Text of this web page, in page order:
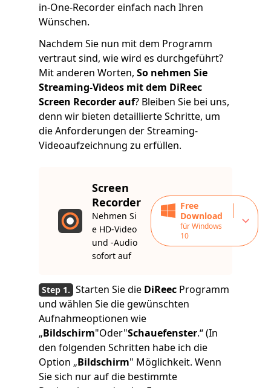
in-One-Recorder einfach nach Ihren
Wünschen.
Nachdem Sie nun mit dem Programm
vertraut sind, wie wird es durchgeführt?
Mit anderen Worten, So nehmen Sie
Streaming-Videos mit dem DiReec
Screen Recorder auf? Bleiben Sie bei uns,
denn wir bieten detaillierte Schritte, um
die Anforderungen der Streaming-
Videoaufzeichnung zu erfüllen.
Screen
Recorder
Nehmen Si
e HD-Video
und -Audio
sofort auf
Free
Download
für Windows
10
Starten Sie die DiReec Programm
und wählen Sie die gewünschten
Aufnahmeoptionen wie
„Bildschirm"Oder"Schauefenster.“ (In
den folgenden Schritten habe ich die
Option „Bildschirm" Möglichkeit. Wenn
Sie sich nur auf die bestimmte